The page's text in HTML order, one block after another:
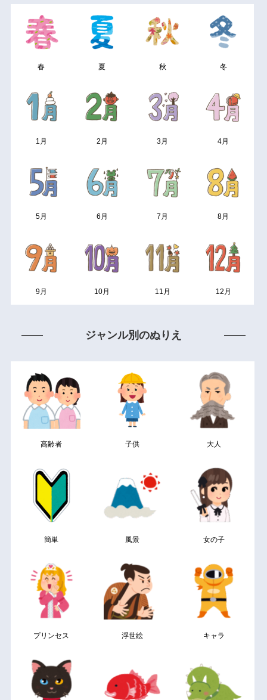
春 夏 秋 冬
1月 2月 3月 4月
5月 6月 7月 8月
9月 10月 11月 12月
ジャンル別のぬりえ
高齢者 子供 大人
簡単 風景 女の子
プリンセス 浮世絵 キャラ